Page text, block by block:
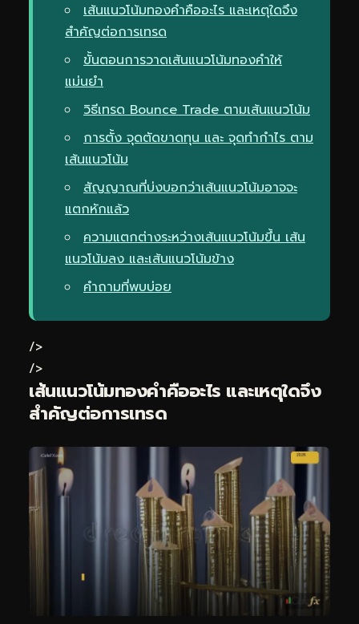
เส้นแนวโน้มทองคำคืออะไร และเหตุใดจึง
สำคัญต่อการเทรด
ขั้นตอนการวาดเส้นแนวโน้มทองคำให้
แม่นยำ
วิธีเทรด Bounce Trade ตามเส้นแนวโน้ม
การตั้ง จุดตัดขาดทุน และ จุดทำกำไร ตาม
เส้นแนวโน้ม
สัญญาณที่บ่งบอกว่าเส้นแนวโน้มอาจจะ
แตกหักแล้ว
ความแตกต่างระหว่างเส้นแนวโน้มขึ้น เส้น
แนวโน้มลง และเส้นแนวโน้มข้าง
คำถามที่พบบ่อย
/>
/>
เส้นแนวโน้มทองคำคืออะไร และเหตุใดจึง
สำคัญต่อการเทรด